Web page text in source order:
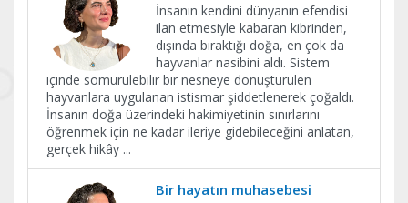
İnsanın kendini dünyanın efendisi
ilan etmesiyle kabaran kibrinden,
dışında bıraktığı doğa, en çok da
hayvanlar nasibini aldı. Sistem
içinde sömürülebilir bir nesneye dönüştürülen
hayvanlara uygulanan istismar şiddetlenerek çoğaldı.
İnsanın doğa üzerindeki hakimiyetinin sınırlarını
öğrenmek için ne kadar ileriye gidebileceğini anlatan,
gerçek hikây ...
Bir hayatın muhasebesi